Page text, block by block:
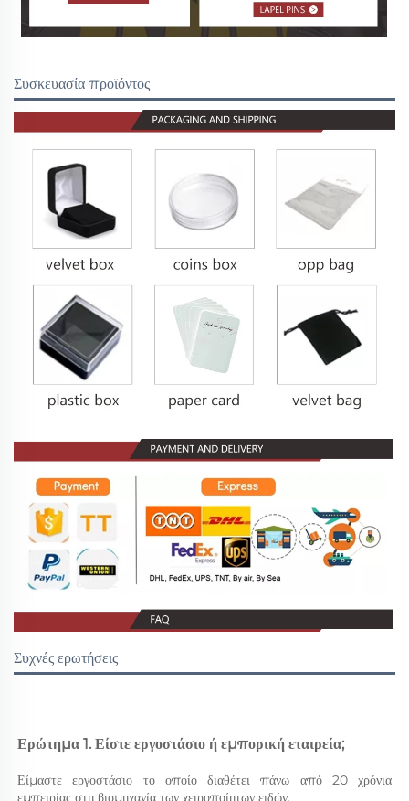
Συσκευασία προϊόντος
Συχνές ερωτήσεις
Ερώτημα 1. Είστε εργοστάσιο ή εμπορική εταιρεία;
Είμαστε εργοστάσιο το οποίο διαθέτει πάνω από 20 χρόνια
εμπειρίας στη βιομηχανία των χειροποίητων ειδών.